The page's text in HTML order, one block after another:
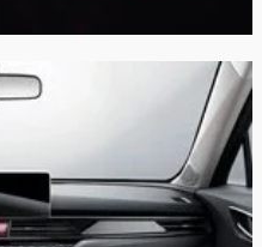
водителя и
с